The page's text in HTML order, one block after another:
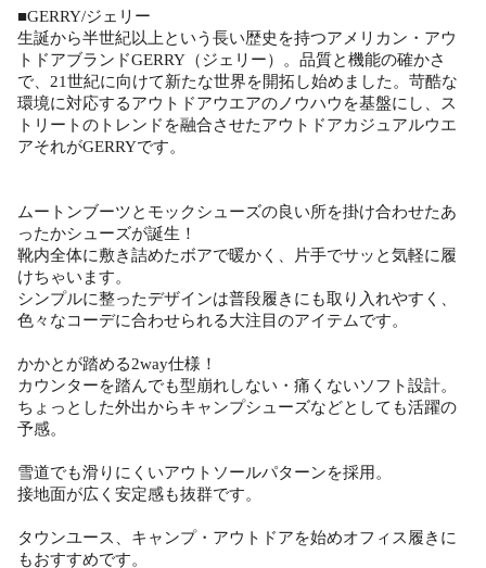
■GERRY/ジェリー
生誕から半世紀以上という長い歴史を持つアメリカン・アウ
トドアブランドGERRY（ジェリー）。品質と機能の確かさ
で、21世紀に向けて新たな世界を開拓し始めました。苛酷な
環境に対応するアウトドアウエアのノウハウを基盤にし、ス
トリートのトレンドを融合させたアウトドアカジュアルウエ
アそれがGERRYです。
ムートンブーツとモックシューズの良い所を掛け合わせたあ
ったかシューズが誕生！
靴内全体に敷き詰めたボアで暖かく、片手でサッと気軽に履
けちゃいます。
シンプルに整ったデザインは普段履きにも取り入れやすく、
色々なコーデに合わせられる大注目のアイテムです。
かかとが踏める2way仕様！
カウンターを踏んでも型崩れしない・痛くないソフト設計。
ちょっとした外出からキャンプシューズなどとしても活躍の
予感。
雪道でも滑りにくいアウトソールパターンを採用。
接地面が広く安定感も抜群です。
タウンユース、キャンプ・アウトドアを始めオフィス履きに
もおすすめです。